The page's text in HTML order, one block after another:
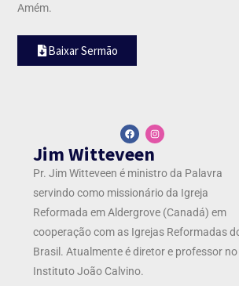
Amém.
Baixar Sermão
Jim Witteveen
Pr. Jim Witteveen é ministro da Palavra
servindo como missionário da Igreja
Reformada em Aldergrove (Canadá) em
cooperação com as Igrejas Reformadas
Brasil. Atualmente é diretor e professor no
Instituto João Calvino.